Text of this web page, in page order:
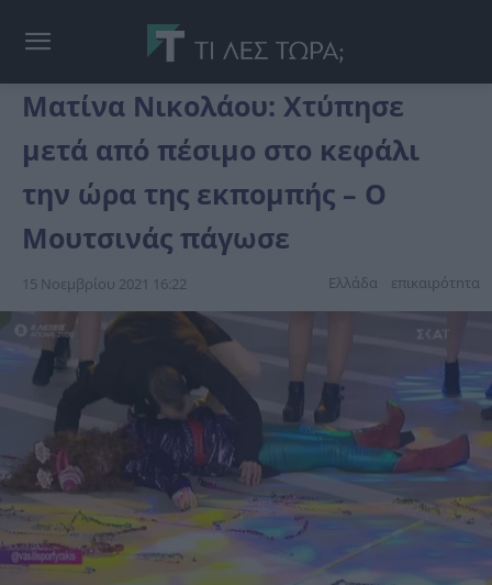
Ματίνα Νικολάου: Χτύπησε
μετά από πέσιμο στο κεφάλι
την ώρα της εκπομπής – Ο
Μουτσινάς πάγωσε
15 Νοεμβρίου 2021 16:22 Ελλάδα επικαιpότnτα